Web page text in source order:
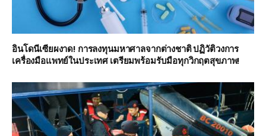
อินโดนีเซียผงาด! การลงทุนมหาศาลจากต่างชาติ ปฏิวัติวงการ
เครื่องมือแพทย์ในประเทศ เตรียมพร้อมรับมือทุกวิกฤตสุขภาพ!